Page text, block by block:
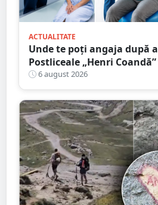
ACTUALITATE
Unde te poți angaja după
Postliceale „Henri
calificări medicale,
de carieră
6 august 2026